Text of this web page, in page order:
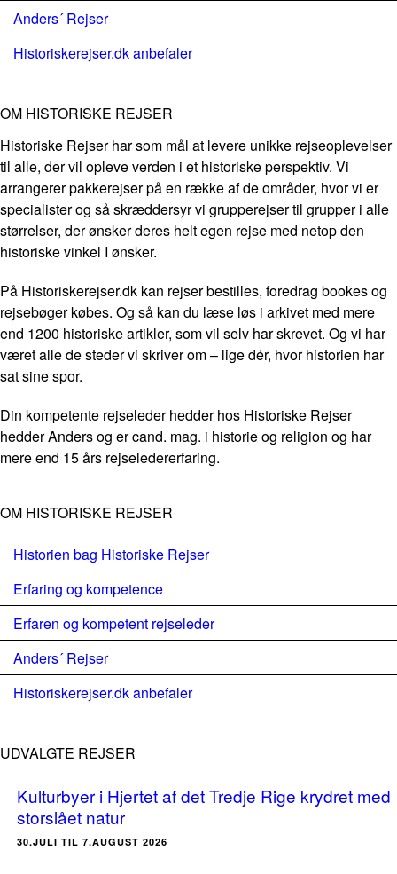
Anders´ Rejser
Historiskerejser.dk anbefaler
OM HISTORISKE REJSER
Historiske Rejser har som mål at levere unikke rejseoplevelser
til alle, der vil opleve verden i et historiske perspektiv. Vi
arrangerer pakkerejser på en række af de områder, hvor vi er
specialister og så skræddersyr vi grupperejser til grupper i alle
størrelser, der ønsker deres helt egen rejse med netop den
historiske vinkel I ønsker.
På Historiskerejser.dk kan rejser bestilles, foredrag bookes og
rejsebøger købes. Og så kan du læse løs i arkivet med mere
end 1200 historiske artikler, som vil selv har skrevet. Og vi har
været alle de steder vi skriver om – lige dér, hvor historien har
sat sine spor.
Din kompetente rejseleder hedder hos Historiske Rejser
hedder Anders og er cand. mag. i historie og religion og har
mere end 15 års rejseledererfaring.
OM HISTORISKE REJSER
Historien bag Historiske Rejser
Erfaring og kompetence
Erfaren og kompetent rejseleder
Anders´ Rejser
Historiskerejser.dk anbefaler
UDVALGTE REJSER
Kulturbyer i Hjertet af det Tredje Rige krydret med
storslået natur
30.JULI TIL 7.AUGUST 2026